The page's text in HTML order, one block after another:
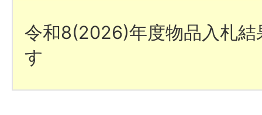
令和8(2026)年度物品入札結
す